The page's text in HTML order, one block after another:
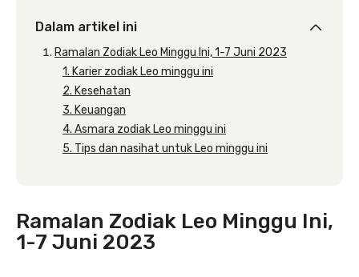
Dalam artikel ini
Ramalan Zodiak Leo Minggu Ini, 1-7 Juni 2023
1. Karier zodiak Leo minggu ini
2. Kesehatan
3. Keuangan
4. Asmara zodiak Leo minggu ini
5. Tips dan nasihat untuk Leo minggu ini
Ramalan Zodiak Leo Minggu Ini,
1-7 Juni 2023